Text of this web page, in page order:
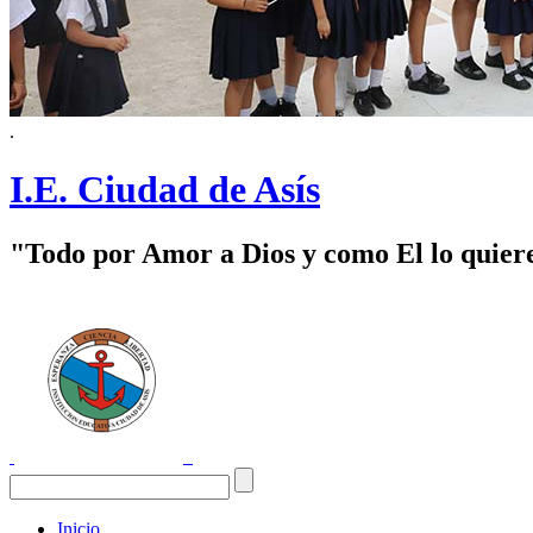
.
I.E. Ciudad de Asís
"Todo por Amor a Dios y como El lo
Inicio